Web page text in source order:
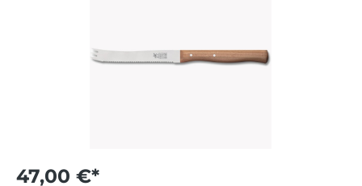
47,00 €*